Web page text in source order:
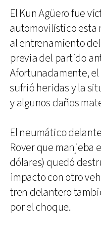
El Kun Agüero fue
automovilístico esta
al entrenamiento
previa del partido
Afortunadamente,
sufrió heridas y la
y algunos daños
El neumático
Rover que manjeba
dólares) quedó
impacto con otro
tren delantero
por el choque.